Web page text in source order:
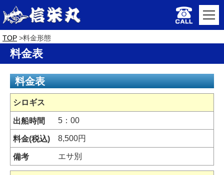
TOP 料金形態
料金表
料金表
シロギス
5：00
8,500円
エサ別